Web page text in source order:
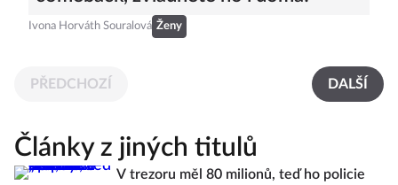
Ivona Horváth Souralová Ženy
PŘEDCHOZÍ DALŠÍ
Články z jiných titulů
V trezoru měl 80 milionů, teď ho policie